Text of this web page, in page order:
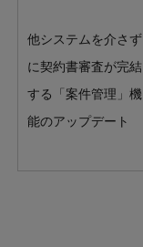
他システムを介さず
に契約書審査が完結
する「案件管理」機
能のアップデート